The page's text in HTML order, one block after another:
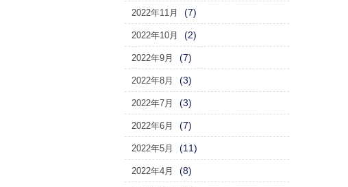
2022年11月 (7)
2022年10月 (2)
2022年9月 (7)
2022年8月 (3)
2022年7月 (3)
2022年6月 (7)
2022年5月 (11)
2022年4月 (8)